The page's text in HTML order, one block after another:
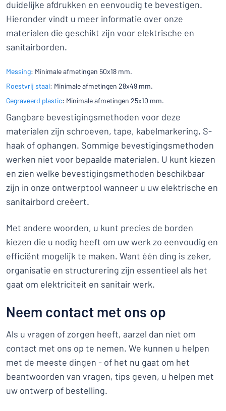
duidelijke afdrukken en eenvoudig te bevestigen.
Hieronder vindt u meer informatie over onze
materialen die geschikt zijn voor elektrische en
sanitairborden.
Messing: Minimale afmetingen 50x18 mm.
Roestvrij staal: Minimale afmetingen 28x49 mm.
Gegraveerd plastic: Minimale afmetingen 25x10 mm.
Gangbare bevestigingsmethoden voor deze
materialen zijn schroeven, tape, kabelmarkering, S-
haak of ophangen. Sommige bevestigingsmethoden
werken niet voor bepaalde materialen. U kunt kiezen
en zien welke bevestigingsmethoden beschikbaar
zijn in onze ontwerptool wanneer u uw elektrische en
sanitairbord creëert.
Met andere woorden, u kunt precies de borden
kiezen die u nodig heeft om uw werk zo eenvoudig en
efficiënt mogelijk te maken. Want één ding is zeker,
organisatie en structurering zijn essentieel als het
gaat om elektriciteit en sanitair werk.
Neem contact met ons op
Als u vragen of zorgen heeft, aarzel dan niet om
contact met ons op te nemen. We kunnen u helpen
met de meeste dingen - of het nu gaat om het
beantwoorden van vragen, tips geven, u helpen met
uw ontwerp of bestelling.